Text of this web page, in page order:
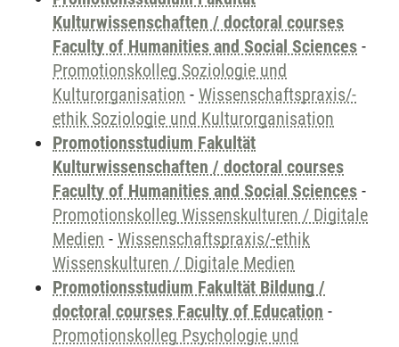
Kulturwissenschaften / doctoral courses
Faculty of Humanities and Social Sciences -
Promotionskolleg Soziologie und
Kulturorganisation - Wissenschaftspraxis/-
ethik Soziologie und Kulturorganisation
Promotionsstudium Fakultät
Kulturwissenschaften / doctoral courses
Faculty of Humanities and Social Sciences -
Promotionskolleg Wissenskulturen / Digitale
Medien - Wissenschaftspraxis/-ethik
Wissenskulturen / Digitale Medien
Promotionsstudium Fakultät Bildung /
doctoral courses Faculty of Education -
Promotionskolleg Psychologie und